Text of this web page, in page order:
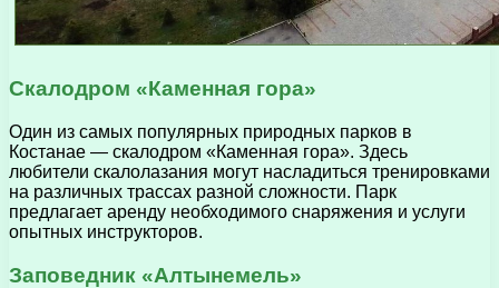
Скалодром «Каменная гора»
Один из самых популярных природных парков в
Костанае — скалодром «Каменная гора». Здесь
любители скалолазания могут насладиться тренировками
на различных трассах разной сложности. Парк
предлагает аренду необходимого снаряжения и услуги
опытных инструкторов.
Заповедник «Алтынемель»